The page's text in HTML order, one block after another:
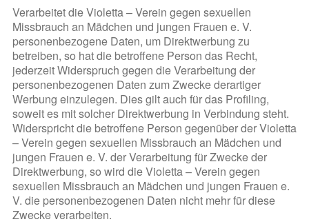
Verarbeitet die Violetta – Verein gegen sexuellen
Missbrauch an Mädchen und jungen Frauen e. V.
personenbezogene Daten, um Direktwerbung zu
betreiben, so hat die betroffene Person das Recht,
jederzeit Widerspruch gegen die Verarbeitung der
personenbezogenen Daten zum Zwecke derartiger
Werbung einzulegen. Dies gilt auch für das Profiling,
soweit es mit solcher Direktwerbung in Verbindung steht.
Widerspricht die betroffene Person gegenüber der Violetta
– Verein gegen sexuellen Missbrauch an Mädchen und
jungen Frauen e. V. der Verarbeitung für Zwecke der
Direktwerbung, so wird die Violetta – Verein gegen
sexuellen Missbrauch an Mädchen und jungen Frauen e.
V. die personenbezogenen Daten nicht mehr für diese
Zwecke verarbeiten.